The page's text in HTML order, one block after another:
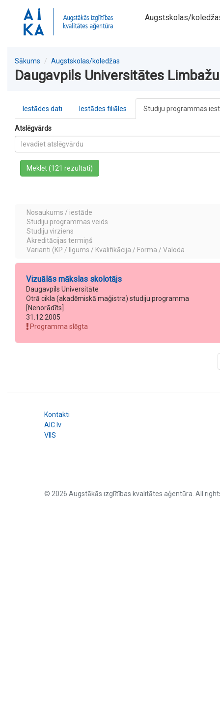
Augstskolas/
Sākums Augstskolas/koledžas
Daugavpils Universitātes
Iestādes dati Iestādes filiāles Studiju programmas
Atslēgvārds
Meklēt (121 rezultāti)
Nosaukums / iestāde
Studiju programmas veids
Studiju virziens
Akreditācijas termiņš
Varianti (KP / Ilgums / Kvalifikācija / Forma / Valoda
Vizuālās mākslas skolotājs
Daugavpils Universitāte
Otrā cikla (akadēmiskā maģistra) studiju programma
[Nenorādīts]
31.12.2005
Programma slēgta
Kontakti
AIC.lv
VIIS
© 2026 Augstākās izglītības kvalitātes aģentūra. All